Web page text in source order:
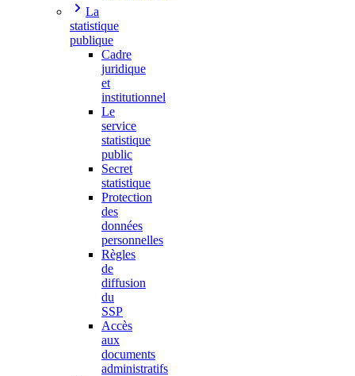
La
statistique
publique
Cadre
juridique
et
institutionnel
Le
service
statistique
public
Secret
statistique
Protection
des
données
personnelles
Règles
de
diffusion
du
SSP
Accès
aux
documents
administratifs